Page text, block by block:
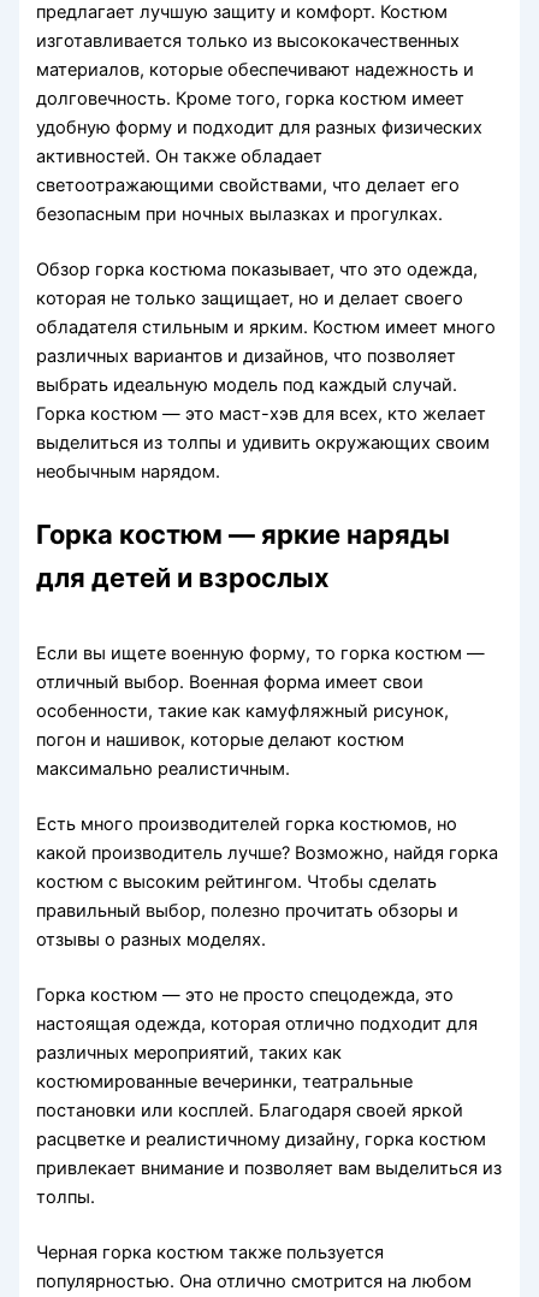
предлагает лучшую защиту и комфорт. Костюм
изготавливается только из высококачественных
материалов, которые обеспечивают надежность и
долговечность. Кроме того, горка костюм имеет
удобную форму и подходит для разных физических
активностей. Он также обладает
светоотражающими свойствами, что делает его
безопасным при ночных вылазках и прогулках.
Обзор горка костюма показывает, что это одежда,
которая не только защищает, но и делает своего
обладателя стильным и ярким. Костюм имеет много
различных вариантов и дизайнов, что позволяет
выбрать идеальную модель под каждый случай.
Горка костюм — это маст-хэв для всех, кто желает
выделиться из толпы и удивить окружающих своим
необычным нарядом.
Горка костюм — яркие наряды
для детей и взрослых
Если вы ищете военную форму, то горка костюм —
отличный выбор. Военная форма имеет свои
особенности, такие как камуфляжный рисунок,
погон и нашивок, которые делают костюм
максимально реалистичным.
Есть много производителей горка костюмов, но
какой производитель лучше? Возможно, найдя горка
костюм с высоким рейтингом. Чтобы сделать
правильный выбор, полезно прочитать обзоры и
отзывы о разных моделях.
Горка костюм — это не просто спецодежда, это
настоящая одежда, которая отлично подходит для
различных мероприятий, таких как
костюмированные вечеринки, театральные
постановки или косплей. Благодаря своей яркой
расцветке и реалистичному дизайну, горка костюм
привлекает внимание и позволяет вам выделиться из
толпы.
Черная горка костюм также пользуется
популярностью. Она отлично смотрится на любом